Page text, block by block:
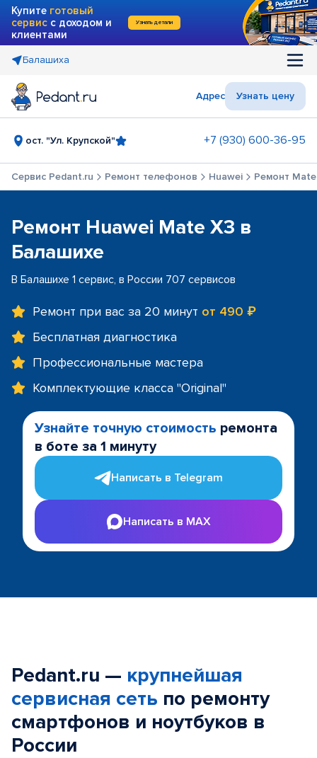
Купите готовый
сервис с доходом и
клиентами
Узнать детали
Балашиха
Адрес Узнать цену
ост. "Ул. Крупской" +7 (930) 600-36-95
Сервис Pedant.ru Ремонт телефонов Huawei Ремонт
Ремонт Huawei Mate X3 в
Балашихе
В Балашихе 1 сервис, в России 707 сервисов
Ремонт при вас за 20 минут от 490 ₽
Бесплатная диагностика
Профессиональные мастера
Комплектующие класса "Original"
Узнайте точную стоимость ремонта
в боте за 1 минуту
Написать в Telegram
Написать в MAX
Pedant.ru — крупнейшая
сервисная сеть по ремонту
смартфонов и ноутбуков в
России